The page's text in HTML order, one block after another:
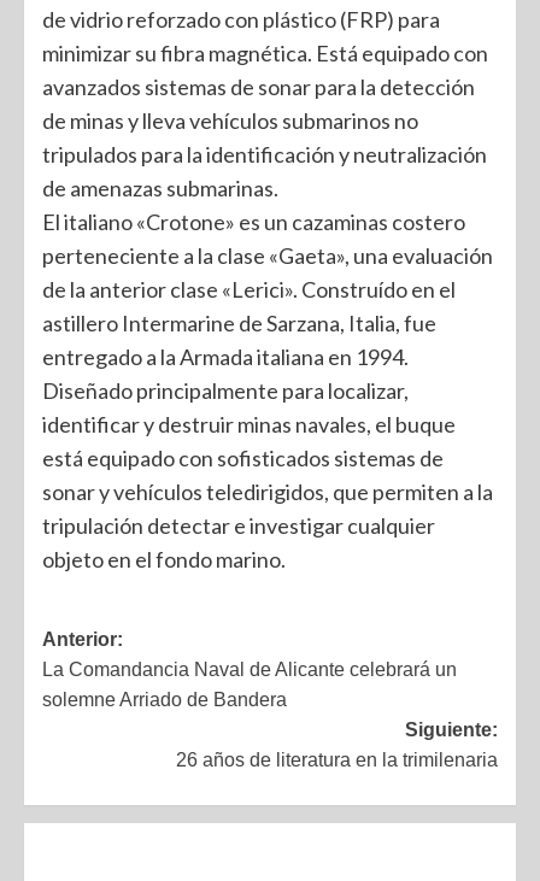
de vidrio reforzado con plástico (FRP) para
minimizar su fibra magnética. Está equipado con
avanzados sistemas de sonar para la detección
de minas y lleva vehículos submarinos no
tripulados para la identificación y neutralización
de amenazas submarinas.
El italiano «Crotone» es un cazaminas costero
perteneciente a la clase «Gaeta», una evaluación
de la anterior clase «Lerici». Construído en el
astillero Intermarine de Sarzana, Italia, fue
entregado a la Armada italiana en 1994.
Diseñado principalmente para localizar,
identificar y destruir minas navales, el buque
está equipado con sofisticados sistemas de
sonar y vehículos teledirigidos, que permiten a la
tripulación detectar e investigar cualquier
objeto en el fondo marino.
Anterior:
La Comandancia Naval de Alicante celebrará un
solemne Arriado de Bandera
Siguiente:
26 años de literatura en la trimilenaria